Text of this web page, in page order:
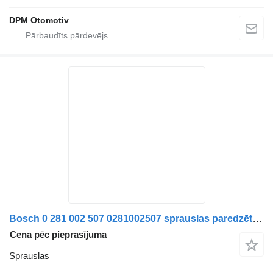
DPM Otomotiv
Bosch 0 281 002 507 0281002507 sprauslas paredzēts komercauto
Cena pēc pieprasījuma
Sprauslas